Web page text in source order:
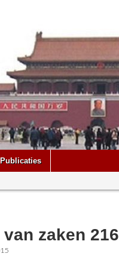
Publicaties
zaken 216